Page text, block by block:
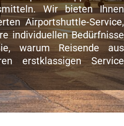
Wir bieten Ihnen
Airportshuttle-Service,
individuellen Bedürfnisse
warum Reisende aus
erstklassigen Service